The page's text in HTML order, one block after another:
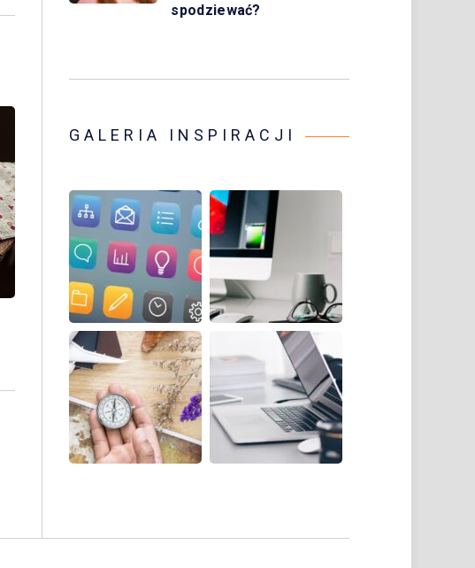
spodziewać?
GALERIA INSPIRACJI